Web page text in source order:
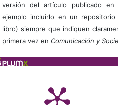
versión del artículo publicado en
ejemplo incluirlo en un
libro) siempre que indiquen
primera vez en Comunicación y